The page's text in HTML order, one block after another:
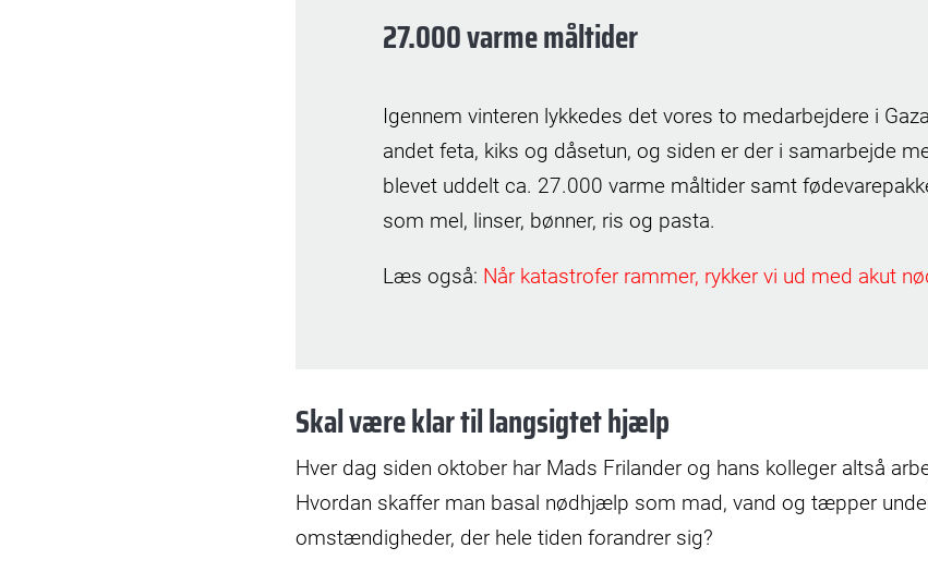
27.000 varme måltider
Igennem vinteren lykkedes det vores to medarbejdere i
andet feta, kiks og dåsetun, og siden er der i samarbejde
blevet uddelt ca. 27.000 varme måltider samt
som mel, linser, bønner, ris og pasta.
Læs også: Når katastrofer rammer, rykker vi ud med akut
Skal være klar til langsigtet hjælp
Hver dag siden oktober har Mads Frilander og hans kolleger altså
Hvordan skaffer man basal nødhjælp som mad, vand og tæpper
omstændigheder, der hele tiden forandrer sig?